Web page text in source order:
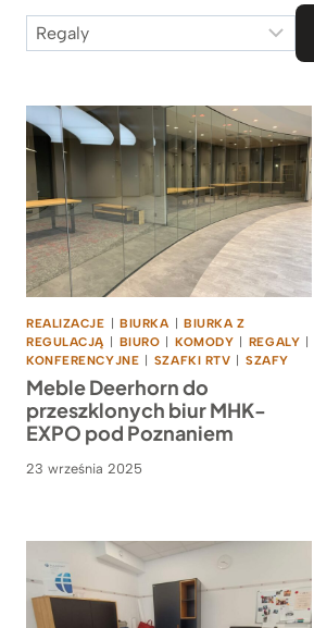
Kategorie
REALIZACJE | BIURKA | BIURKA Z
REGULACJĄ | BIURO | KOMODY | REGALY |
KONFERENCYJNE | SZAFKI RTV | SZAFY
Meble Deerhorn do
przeszklonych biur MHK-
EXPO pod Poznaniem
23 września 2025